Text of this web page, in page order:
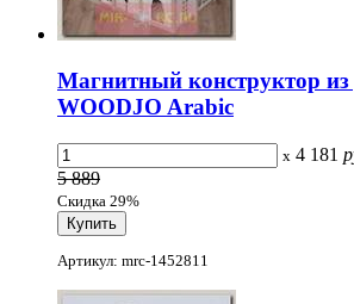
Магнитный конструктор из
WOODJO Arabic
x 4 181
5 889
Скидка 29%
Артикул: mrc-1452811